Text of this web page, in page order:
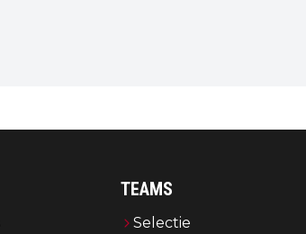
TEAMS
Selectie